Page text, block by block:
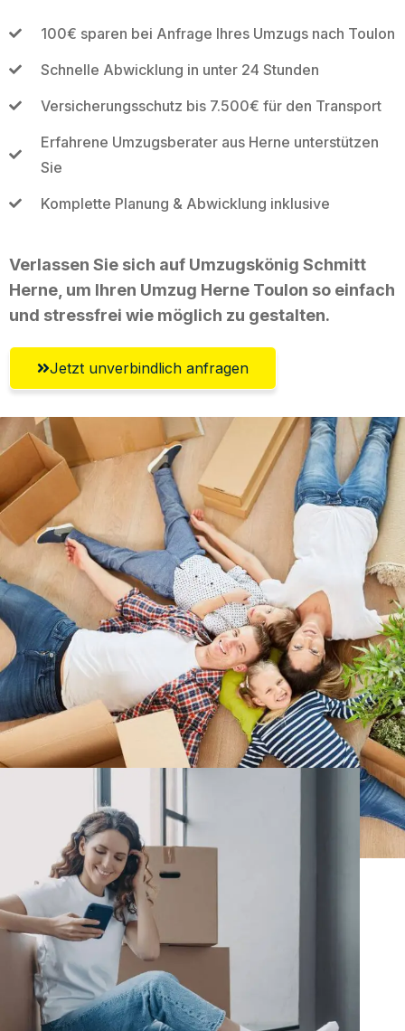
100€ sparen bei Anfrage Ihres Umzugs nach Toulon
Schnelle Abwicklung in unter 24 Stunden
Versicherungsschutz bis 7.500€ für den Transport
Erfahrene Umzugsberater aus Herne unterstützen
Sie
Komplette Planung & Abwicklung inklusive
Verlassen Sie sich auf Umzugskönig Schmitt
Herne, um Ihren Umzug Herne Toulon so einfach
und stressfrei wie möglich zu gestalten.
Jetzt unverbindlich anfragen